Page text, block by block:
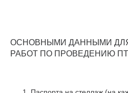
ОСНОВНЫМИ ДАННЫМИ
РАБОТ ПО ПРОВЕДЕНИЮ